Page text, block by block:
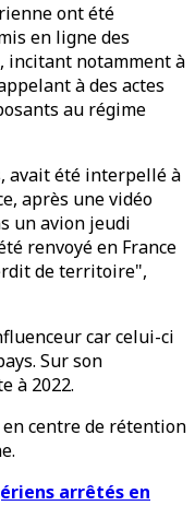
ont été
en ligne des
incitant notamment à
à des actes
au régime
avait été interpellé à
après une vidéo
un avion jeudi
renvoyé en France
de territoire",
car celui-ci
Sur son
à 2022.
centre de rétention
arrêtés en